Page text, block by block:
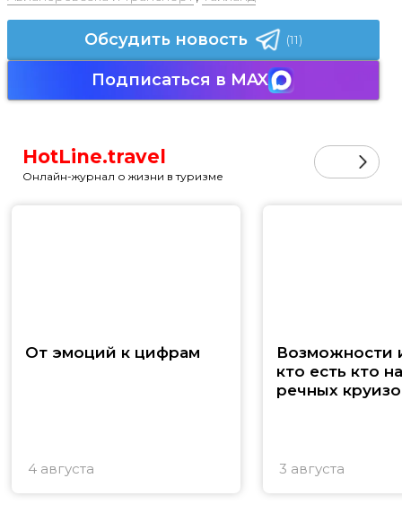
Обсудить новость (11)
Подписаться в MAX
HotLine.travel
Онлайн-журнал о жизни в туризме
От эмоций к цифрам
4 августа
Возможности
кто есть кто
речных
3 августа